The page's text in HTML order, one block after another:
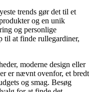
trends gør det til et
og en unik
og personlige
til at finde rullegardiner,
moderne design eller
er nævnt ovenfor, et bredt
og smag. Besøg